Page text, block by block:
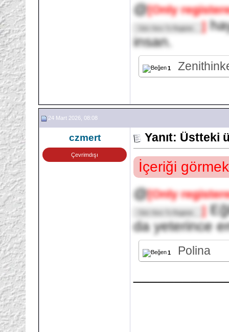
@[Only
]
insan.
1
24 Mart 2026, 08:08
czmert
Çevrimdışı
Yanıt: Üstteki
İçeriği
@[Only
]
da yeterince
1 Polina